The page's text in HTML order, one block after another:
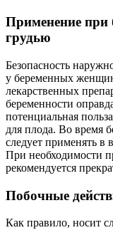
Применение при
грудью
Безопасность
у беременных
лекарственных
беременности
потенциальная
для плода. Во время
следует применять в
При необходимости
рекомендуется
Побочные
Как правило, носит